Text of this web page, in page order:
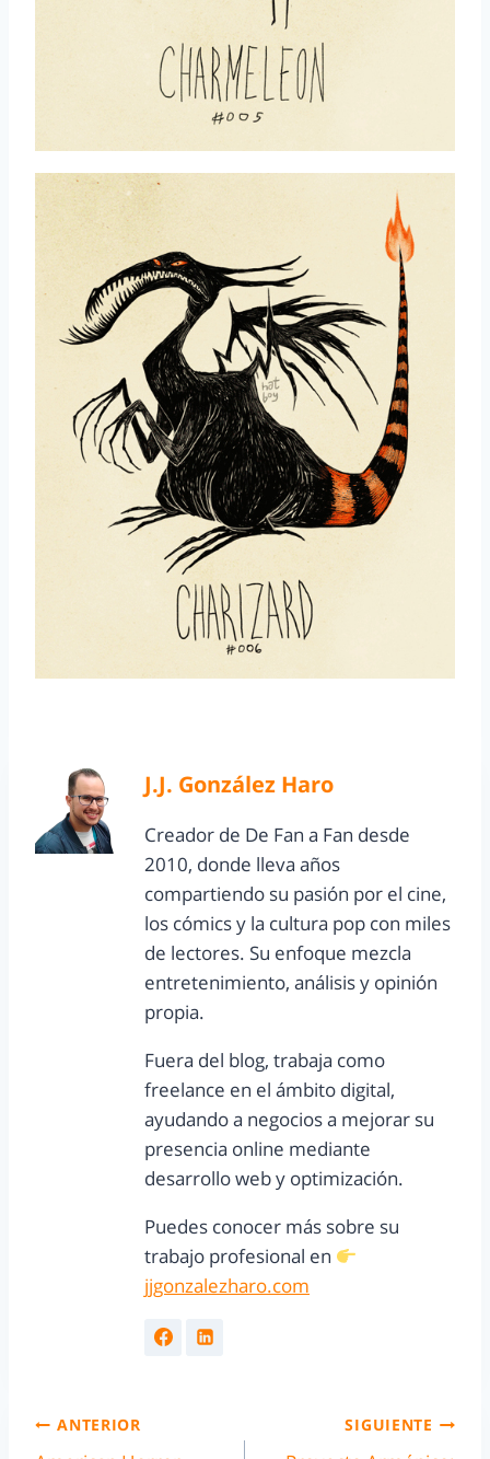
J.J. González Haro
Creador de De Fan a Fan desde
2010, donde lleva años
compartiendo su pasión por el cine,
los cómics y la cultura pop con miles
de lectores. Su enfoque mezcla
entretenimiento, análisis y opinión
propia.
Fuera del blog, trabaja como
freelance en el ámbito digital,
ayudando a negocios a mejorar su
presencia online mediante
desarrollo web y optimización.
Puedes conocer más sobre su
trabajo profesional en
jjgonzalezharo.com
ANTERIOR SIGUIENTE